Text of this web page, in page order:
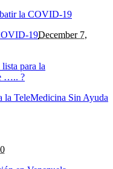
19December 7,
la TeleMedicina Sin Ayuda